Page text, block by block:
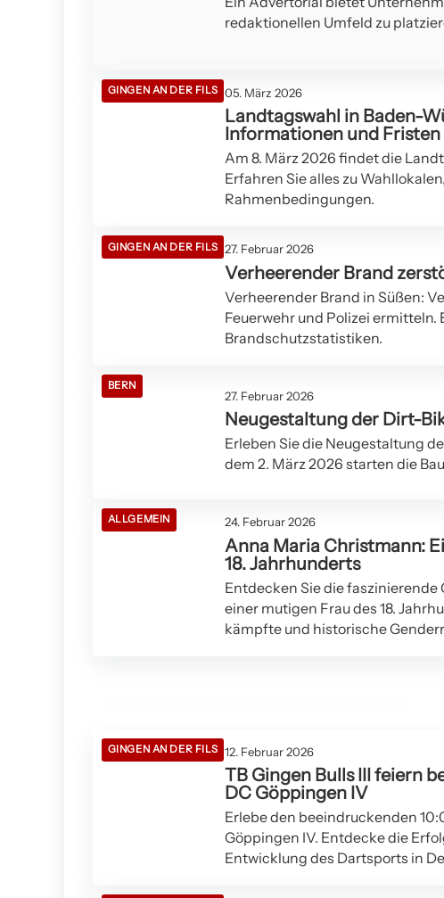
redaktionellen Umfeld zu
GINGEN AN DER FILS 05. März 2026
Landtagswahl in Baden-
Informationen und Fristen
Am 8. März 2026 findet die
Erfahren Sie alles zu
Rahmenbedingungen.
GINGEN AN DER FILS 27. Februar 2026
Verheerender Brand
Verheerender Brand in Süßen:
Feuerwehr und Polizei
Brandschutzstatistiken.
BERN
27. Februar 2026
Neugestaltung der Dirt-
Erleben Sie die Neugestaltung
dem 2. März 2026 starten die
ALLGEMEIN 24. Februar 2026
Anna Maria Christmann:
18. Jahrhunderts
Entdecken Sie die
einer mutigen Frau des 18.
kämpfte und historische
Mobile Geschwindigkeitskontrollen in
GINGEN AN DER FILS 12. Februar 2026
TB Gingen Bulls III feiern
DC Göppingen IV
Erlebe den beeindruckenden
Göppingen IV. Entdecke die
Entwicklung des Dartsports in